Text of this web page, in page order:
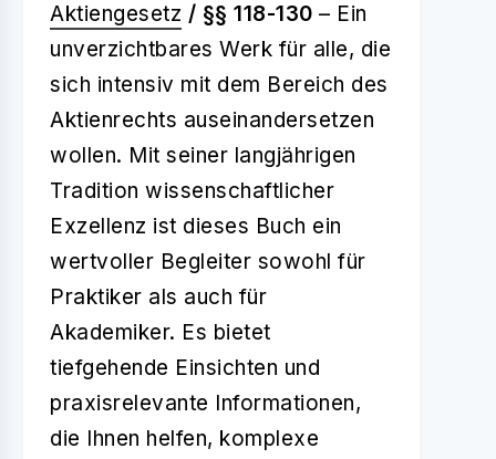
Aktiengesetz / §§ 118-130 – Ein
unverzichtbares Werk für alle, die
sich intensiv mit dem Bereich des
Aktienrechts auseinandersetzen
wollen. Mit seiner langjährigen
Tradition wissenschaftlicher
Exzellenz ist dieses Buch ein
wertvoller Begleiter sowohl für
Praktiker als auch für
Akademiker. Es bietet
tiefgehende Einsichten und
praxisrelevante Informationen,
die Ihnen helfen, komplexe